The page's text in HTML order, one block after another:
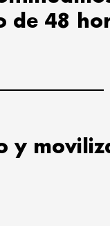
de 48
y